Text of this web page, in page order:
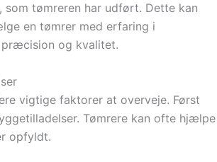
tømreren har udført. Dette kan
en tømrer med erfaring i
og kvalitet.
vigtige faktorer at overveje. Først
Tømrere kan ofte hjælpe
opfyldt.